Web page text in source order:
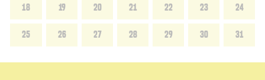
18 19 20 21 22 23 24
25 26 27 28 29 30 31